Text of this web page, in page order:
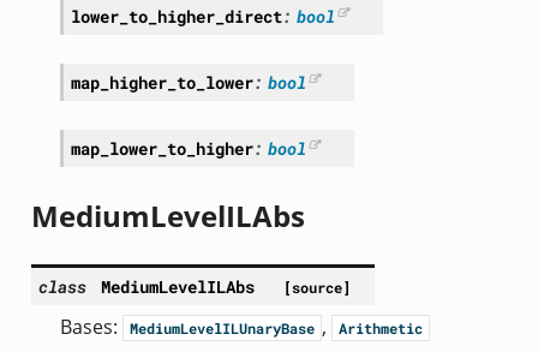
lower_to_higher_direct: bool
map_higher_to_lower: bool
map_lower_to_higher: bool
MediumLevelILAbs
class MediumLevelILAbs [source]
Bases: MediumLevelILUnaryBase , Arithmetic